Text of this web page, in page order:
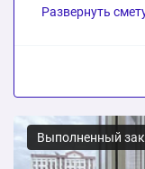
Развернуть
Пункт сметы /
Глухие
Alutech с
42 мм
Выполненный